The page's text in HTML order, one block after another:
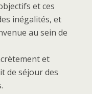
et ces
inégalités, et
au sein de
et
de séjour des